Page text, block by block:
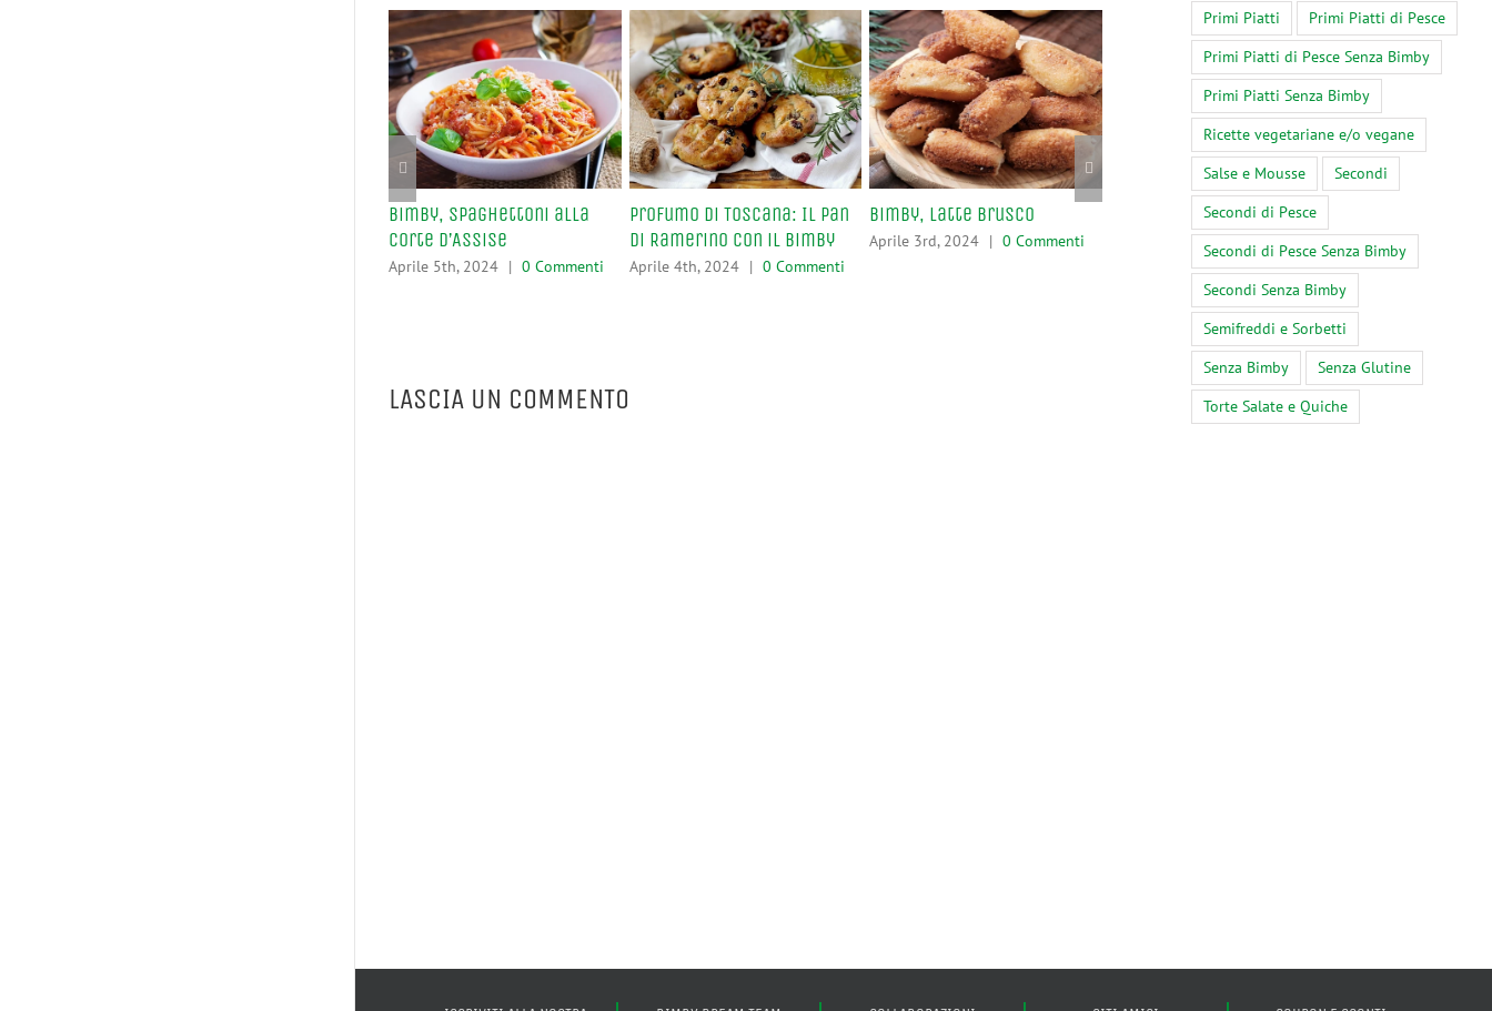
Bimby, Spaghettoni alla
Corte d’Assise
Aprile 5th, 2024 | 0 Commenti
Profumo di Toscana: Il Pan
di Ramerino con il Bimby
Aprile 4th, 2024 | 0 Commenti
Bimby, Latte Brusco
Aprile 3rd, 2024 | 0 Commenti
Bimby, Risotto con Cicoria
Marzo 30th, 2024 | 0 Commenti
Sekcijska Vrata
2024!
Commenti
LASCIA UN COMMENTO
Primi Piatti
Primi Piatti di Pesce
Primi Piatti di Pesce Senza Bimby
Primi Piatti Senza Bimby
Ricette vegetariane e/o vegane
Salse e Mousse
Secondi
Secondi di Pesce
Secondi di Pesce Senza Bimby
Secondi Senza Bimby
Semifreddi e Sorbetti
Senza Bimby
Senza Glutine
Torte Salate e Quiche